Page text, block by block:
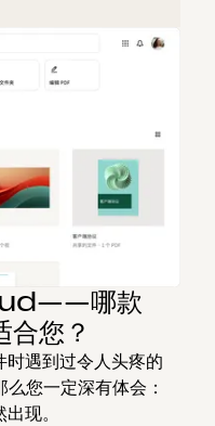
哪款
您？
遇到过令人头疼的
您一定深有体会：
现。